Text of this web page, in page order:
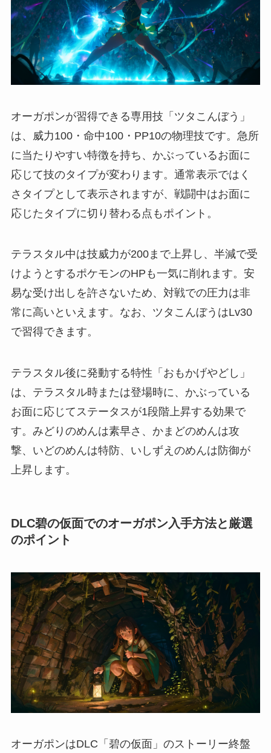
オーガポンが習得できる専用技「ツタこんぼう」
は、威力100・命中100・PP10の物理技です。急所
に当たりやすい特徴を持ち、かぶっているお面に
応じて技のタイプが変わります。通常表示ではく
さタイプとして表示されますが、戦闘中はお面に
応じたタイプに切り替わる点もポイント。
テラスタル中は技威力が200まで上昇し、半減で受
けようとするポケモンのHPも一気に削れます。安
易な受け出しを許さないため、対戦での圧力は非
常に高いといえます。なお、ツタこんぼうはLv30
で習得できます。
テラスタル後に発動する特性「おもかげやどし」
は、テラスタル時または登場時に、かぶっている
お面に応じてステータスが1段階上昇する効果で
す。みどりのめんは素早さ、かまどのめんは攻
撃、いどのめんは特防、いしずえのめんは防御が
上昇します。
DLC碧の仮面でのオーガポン入手方法と厳選
のポイント
オーガポンはDLC「碧の仮面」のストーリー終盤